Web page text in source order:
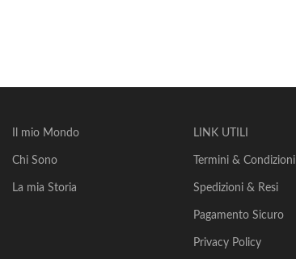
Il mio Mondo
Chi Sono
La mia Storia
LINK UTILI
Termini & Condizioni
Spedizioni & Resi
Pagamento Sicuro
Privacy Policy